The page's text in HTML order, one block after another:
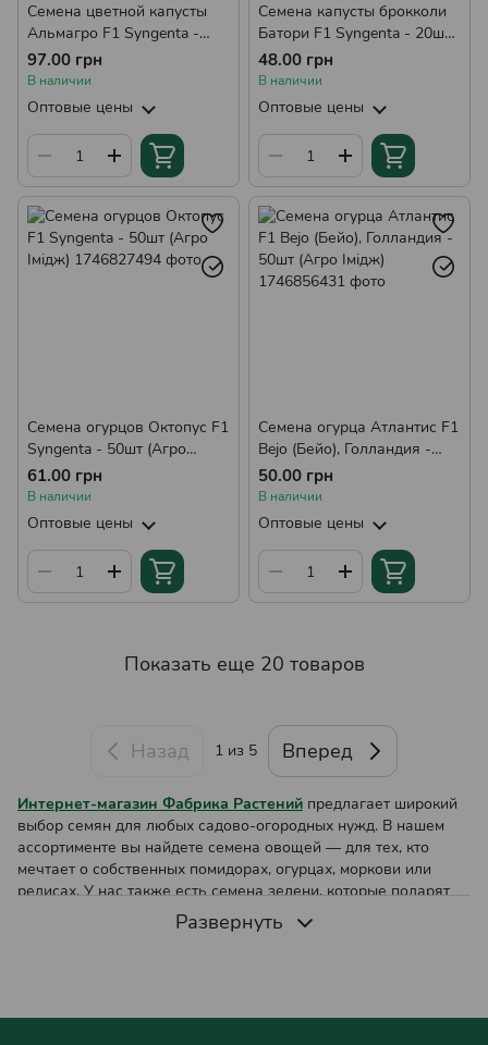
Семена цветной капусты
Альмагро F1 Syngenta -
50шт (Агро Імідж)
97.00 грн
В наличии
Оптовые цены
Семена капусты брокколи
Батори F1 Syngenta - 20шт
(Агро Імідж)
48.00 грн
В наличии
Оптовые цены
Семена огурцов Октопус F1
Syngenta - 50шт (Агро
Імідж)
61.00 грн
В наличии
Оптовые цены
Семена огурца Атлантис F1
Bejo (Бейо), Голландия -
50шт (Агро Імідж)
50.00 грн
В наличии
Оптовые цены
Показать еще 20 товаров
Назад 1 из 5 Вперед
Интернет-магазин Фабрика Растений предлагает широкий
выбор семян для любых садово-огородных нужд. В нашем
ассортименте вы найдете семена овощей — для тех, кто
мечтает о собственных помидорах, огурцах, моркови или
редисах. У нас также есть семена зелени, которые подарят
вам свежие базилик, укроп, петрушку и другие пряные травы,
которые станут незаменимым дополнением на вашем столе.
Развернуть